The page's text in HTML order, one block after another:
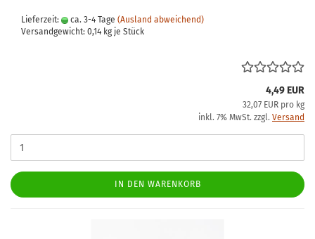
Lieferzeit: ca. 3-4 Tage (Ausland abweichend)
Versandgewicht: 0,14 kg je Stück
4,49 EUR
32,07 EUR pro kg
inkl. 7% MwSt. zzgl. Versand
IN DEN WARENKORB